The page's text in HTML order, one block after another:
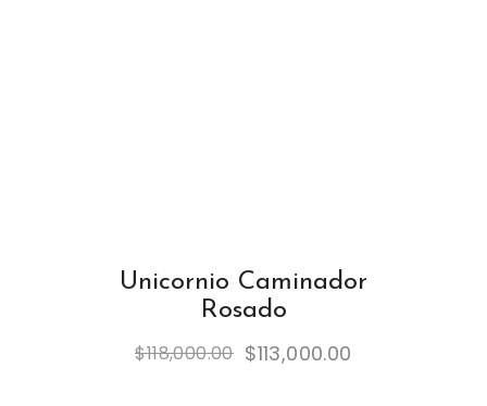
Unicornio Caminador
Rosado
$118,000.00 $113,000.00